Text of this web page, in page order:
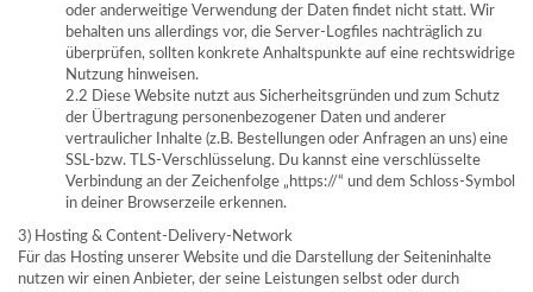
oder anderweitige Verwendung der Daten findet nicht statt. Wir
behalten uns allerdings vor, die Server-Logfiles nachträglich zu
überprüfen, sollten konkrete Anhaltspunkte auf eine rechtswidrige
Nutzung hinweisen.
2.2 Diese Website nutzt aus Sicherheitsgründen und zum Schutz
der Übertragung personenbezogener Daten und anderer
vertraulicher Inhalte (z.B. Bestellungen oder Anfragen an uns) eine
SSL-bzw. TLS-Verschlüsselung. Du kannst eine verschlüsselte
Verbindung an der Zeichenfolge „https://“ und dem Schloss-Symbol
in deiner Browserzeile erkennen.
3) Hosting & Content-Delivery-Network
Für das Hosting unserer Website und die Darstellung der Seiteninhalte
nutzen wir einen Anbieter, der seine Leistungen selbst oder durch